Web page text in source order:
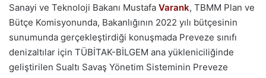
Sanayi ve Teknoloji Bakanı Mustafa Varank, TBMM Plan ve
Bütçe Komisyonunda, Bakanlığının 2022 yılı bütçesinin
sunumunda gerçekleştirdiği konuşmada Preveze sınıfı
denizaltılar için TÜBİTAK-BİLGEM ana yükleniciliğinde
geliştirilen Sualtı Savaş Yönetim Sisteminin Preveze